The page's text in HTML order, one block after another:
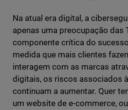
Na atual era digital, a
apenas uma preocupação das
componente crítica do
medida que mais clientes
interagem com as marcas
digitais, os riscos associados
continuam a aumentar. Quer
um website de e-commerce,